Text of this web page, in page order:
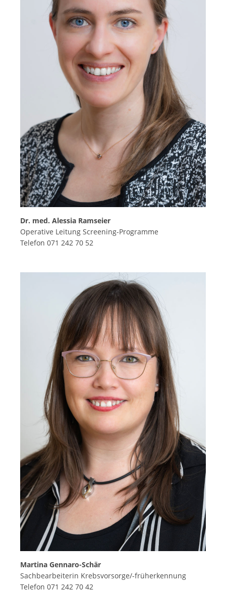
Dr. med. Alessia Ramseier
Operative Leitung Screening-Programme
Telefon 071 242 70 52
Martina Gennaro-Schär
Sachbearbeiterin Krebsvorsorge/-früherkennung
Telefon 071 242 70 42